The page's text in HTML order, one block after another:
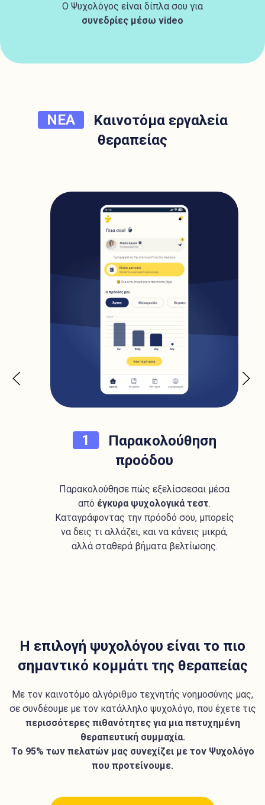
Ο Ψυχολόγος είναι δίπλα σου για
συνεδρίες μέσω video
ΝΕΑ
Καινοτόμα εργαλεία
θεραπείας
1
Παρακολούθηση
προόδου
Παρακολούθησε πώς εξελίσσεσαι μέσα
από έγκυρα ψυχολογικά τεστ.
Καταγράφοντας την πρόοδό σου, μπορείς
να δεις τι αλλάζει, και να κάνεις μικρά,
αλλά σταθερά βήματα βελτίωσης.
Η επιλογή ψυχολόγου είναι το πιο
σημαντικό κομμάτι της θεραπείας
Με τον καινοτόμο αλγόριθμο τεχνητής νοημοσύνης μας,
σε συνδέουμε με τον κατάλληλο ψυχολόγο, που έχετε τις
περισσότερες πιθανότητες για μια πετυχημένη
θεραπευτική συμμαχία.
Το 95% των πελατών μας συνεχίζει με τον Ψυχολόγο
που προτείνουμε.